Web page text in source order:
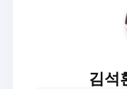
김석